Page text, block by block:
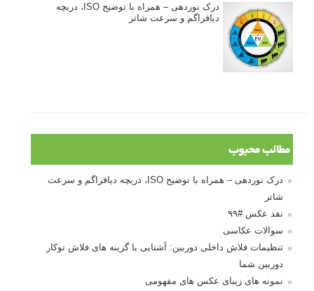
درک نوردهی – همراه با توضیح ISO، دریچه
دیافراگم و سرعت شاتر
مطالب محبوب
درک نوردهی – همراه با توضیح ISO، دریچه دیافراگم و سرعت
شاتر
نقد عکس #۹۹
سوالات عکاسی
تنظیمات فلاش داخلی دوربین: آشنایی با گزینه های فلاش توکار
دوربین شما
نمونه های زیبای عکس های مفهومی